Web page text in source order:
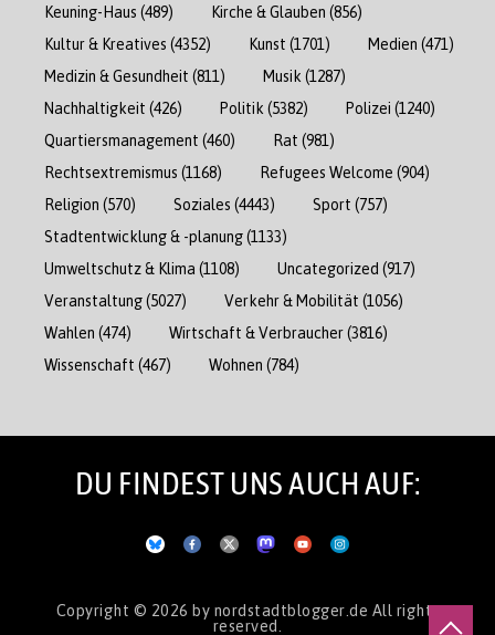
Keuning-Haus (489) Kirche & Glauben (856)
Kultur & Kreatives (4352) Kunst (1701) Medien (471)
Medizin & Gesundheit (811) Musik (1287)
Nachhaltigkeit (426) Politik (5382) Polizei (1240)
Quartiersmanagement (460) Rat (981)
Rechtsextremismus (1168) Refugees Welcome (904)
Religion (570) Soziales (4443) Sport (757)
Stadtentwicklung & -planung(1133)
Umweltschutz & Klima (1108) Uncategorized (917)
Veranstaltung(5027) Verkehr & Mobilität (1056)
Wahlen (474) Wirtschaft & Verbraucher(3816)
Wissenschaft (467) Wohnen (784)
DU FINDEST UNS AUCH AUF:
Copyright © 2026 by nordstadtblogger.de All rights
reserved.